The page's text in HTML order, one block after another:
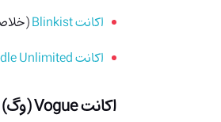
اکانت Blinkist
اکانت Amazon Kindle Unlimited
اکانت Vogue (وگ) برای چه افرادی مناسب است؟